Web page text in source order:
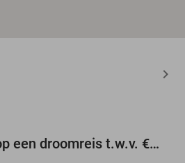
Maak gratis kans op een droomreis t.w.v. €3.000!